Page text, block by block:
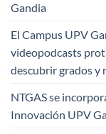
Gandia
El Campus UPV
videopodcasts
descubrir grados y
NTGAS se
Innovación UPV